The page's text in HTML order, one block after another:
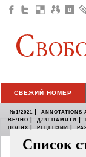
СВЕЖИЙ НОМЕР
№1/2021 | ANNOTATIONS
ВЕЧНО | ДЛЯ ПАМЯТИ |
ПОЛЯХ | РЕЦЕНЗИИ |
Список